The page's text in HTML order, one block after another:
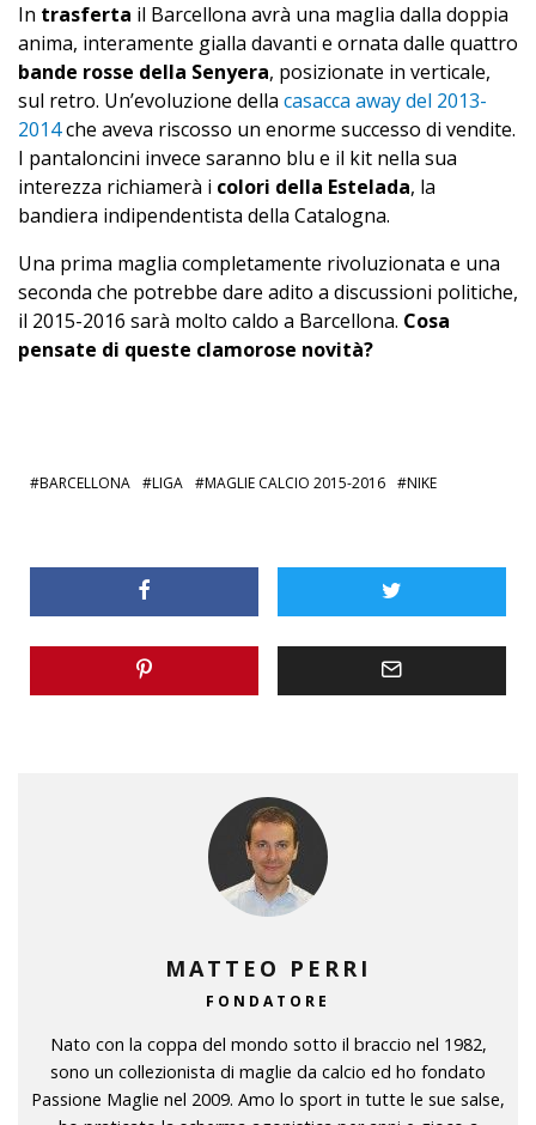
In trasferta il Barcellona avrà una maglia dalla doppia
anima, interamente gialla davanti e ornata dalle quattro
bande rosse della Senyera, posizionate in verticale,
sul retro. Un’evoluzione della casacca away del 2013-
2014che aveva riscosso un enorme successo di vendite.
I pantaloncini invece saranno blu e il kit nella sua
interezza richiamerà i colori della Estelada, la
bandiera indipendentista della Catalogna.
Una prima maglia completamente rivoluzionata e una
seconda che potrebbe dare adito a discussioni politiche,
il 2015-2016 sarà molto caldo a Barcellona. Cosa
pensate di queste clamorose novità?
BARCELLONA LIGA MAGLIE CALCIO 2015-2016 NIKE
MATTEO PERRI
FONDATORE
Nato con la coppa del mondo sotto il braccio nel 1982,
sono un collezionista di maglie da calcio ed ho fondato
Passione Maglie nel 2009. Amo lo sport in tutte le sue salse,